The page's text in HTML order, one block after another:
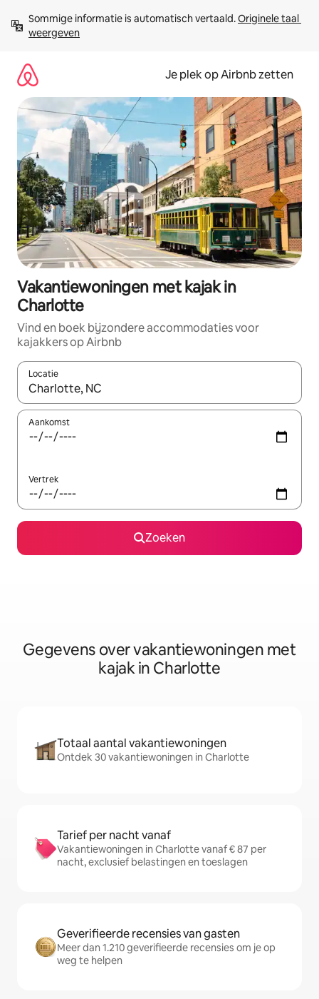
direct
naar
Sommige informatie is automatisch vertaald. Originele taal
weergeven
Je plek op Airbnb zetten
Vakantiewoningen met kajak in
Charlotte
Vind en boek bijzondere accommodaties voor
kajakkers op Airbnb
Locatie
Wanneer er resultaten beschikbaar zijn, maak je een keuze
Aankomst
Vertrek
Zoeken
Gegevens over vakantiewoningen met
kajak in Charlotte
Totaal aantal vakantiewoningen
Ontdek 30 vakantiewoningen in Charlotte
Tarief per nacht vanaf
Vakantiewoningen in Charlotte vanaf € 87 per
nacht, exclusief belastingen en toeslagen
Geverifieerde recensies van gasten
Meer dan 1.210 geverifieerde recensies om je op
weg te helpen